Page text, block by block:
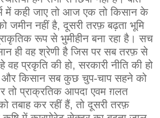
में कही जाए तो आज एक तो किसान के
जमीन नहीं है, दूसरी तरफ़ बढ़ता भूमि
रूप से भुमीहीन बना रहा है। सच
ही वह श्रेणी है जिस पर सब तरफ़ से
वह प्रकृति की हो, सरकारी नीति की हो
और किसान सब कुछ चुप-चाप सहने को
तो प्राक्रतिक आपदा एवम ग़लत
तबाह कर रहीं हैं, तो दूसरी तरफ़